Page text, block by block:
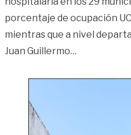
porcentaje de ocupación
mientras que a nivel
Juan Guillermo…